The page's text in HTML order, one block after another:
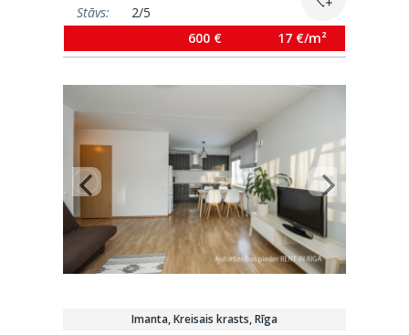
Stāvs:
2/5
600 € 17 €/m²
Imanta, Kreisais krasts, Rīga